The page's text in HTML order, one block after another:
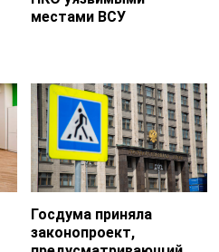
местами ВСУ
Госдума приняла
законопроект,